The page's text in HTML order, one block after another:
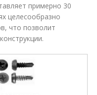
примерно 30
целесообразно
что позволит